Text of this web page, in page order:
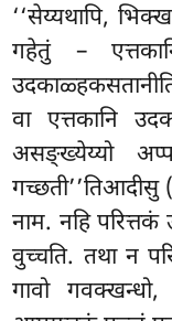
‘‘सेय्यथापि,
गहेतुं –
वा एत्तकानि
असङ्ख्येय्यो
गच्छती’’तिआदीसु
नाम. नहि
वुच्चति. तथा न
गावो